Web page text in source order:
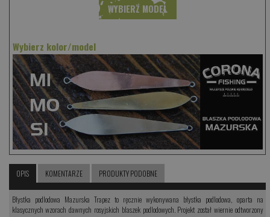
WYBIERZ MODEL
Wybierz kolor/model
OPIS KOMENTARZE PRODUKTY PODOBNE
Błystka podlodowa Mazurska Trapez to ręcznie wykonywana błystka podlodowa, oparta na
klasycznych wzorach dawnych rosyjskich blaszek podlodowych. Projekt został wiernie odtworzony